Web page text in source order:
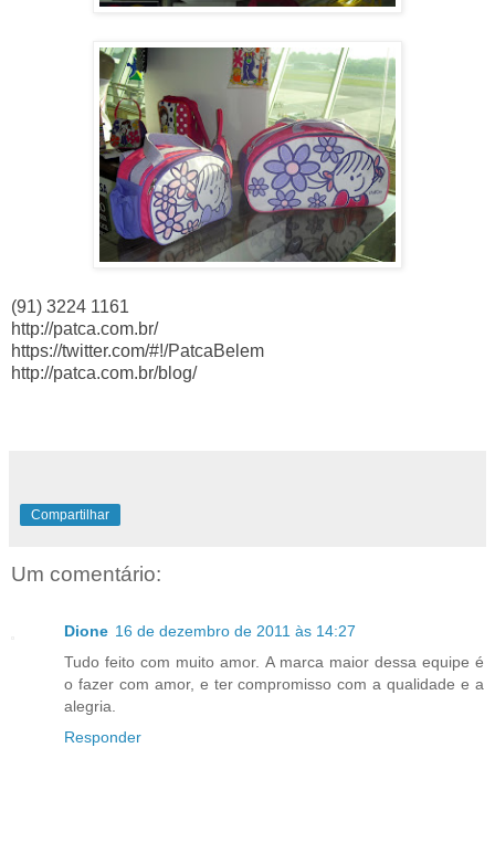
(91) 3224 1161
http://patca.com.br/
https://twitter.com/#!/PatcaBelem
http://patca.com.br/blog/
Compartilhar
Um comentário:
Dione 16 de dezembro de 2011 às 14:27
Tudo feito com muito amor. A marca maior dessa equipe é
o fazer com amor, e ter compromisso com a qualidade e a
alegria.
Responder